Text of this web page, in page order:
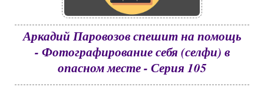
Аркадий Паровозов спешит на помощь
- Фотографирование себя (селфи) в
опасном месте - Серия 105